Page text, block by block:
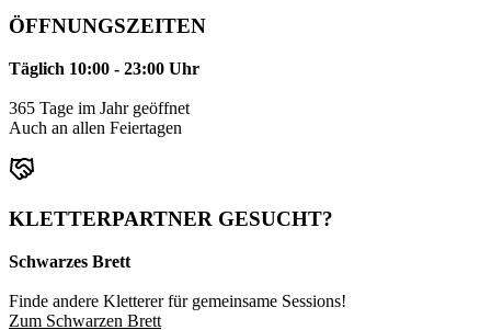
ÖFFNUNGSZEITEN
Täglich 10:00 - 23:00 Uhr
365 Tage im Jahr geöffnet
Auch an allen Feiertagen
KLETTERPARTNER GESUCHT?
Schwarzes Brett
Finde andere Kletterer für gemeinsame Sessions!
Zum Schwarzen Brett